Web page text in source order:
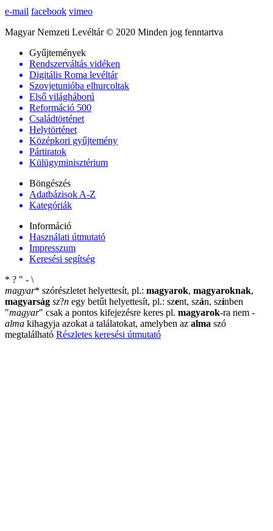
e-mail facebook vimeo
Magyar Nemzeti Levéltár © 2020 Minden jog fenntartva
Gyűjtemények
Rendszerváltás vidéken
Digitális Roma levéltár
Szovjetunióba elhurcoltak
Első világháború
Reformáció 500
Családtörténet
Helytörténet
Középkori gyűjtemény
Pártiratok
Külügyminisztérium
Böngészés
Adatbázisok A-Z
Kategóriák
Információ
Használati útmutató
Impresszum
Keresési segítség
* ? " - \
magyar* szórészletet helyettesít, pl.: magyarok, magyaroknak,
magyarság sz?n egy betűt helyettesít, pl.: szent, szán, színben
"magyar" csak a pontos kifejezésre keres pl. magyarok-ra nem -
alma kihagyja azokat a találatokat, amelyben az alma szó
megtalálható Részletes keresési útmutató